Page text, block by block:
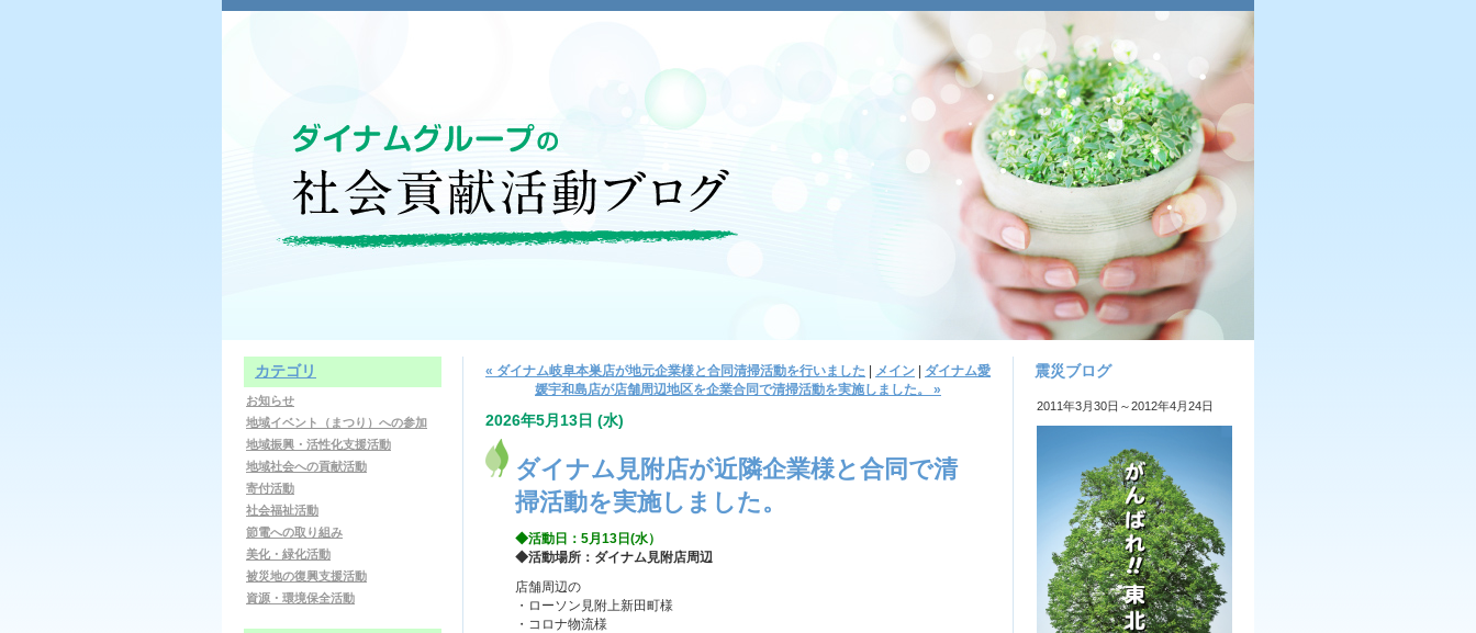
カテゴリ
お知らせ
地域イベント（まつり）への参加
地域振興・活性化支援活動
地域社会への貢献活動
寄付活動
社会福祉活動
節電への取り組み
美化・緑化活動
被災地の復興支援活動
資源・環境保全活動
« ダイナム岐阜本巣店が地元企業様と合同清掃活動を行いました メイン
ダイナム愛
媛宇和島店が店舗周辺地区を企業合同で清掃活動を実施しました。 »
2026年5月13日 (水)
ダイナム見附店が近隣企業様と合同で清
掃活動を実施しました。
◆活動日：5月13日(水）
◆活動場所：ダイナム見附店周辺
店舗周辺の
・ローソン見附上新田町様
・コロナ物流様
震災ブログ
2011年3月30日～2012年4月24日